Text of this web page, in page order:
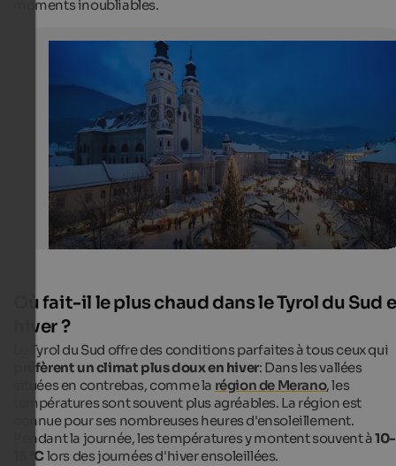
Christmas market in Brixen
At Christmas, the cathedral square in Brixen is
festive market stalls.
Brixen Tourismus Genossenschaft - Axel Filz
moments inoubliables.
Où fait-il le plus chaud dans le Tyrol du Sud
hiver ?
Le Tyrol du Sud offre des conditions parfaites à tous ceux qui
préfèrent un climat plus doux en hiver: Dans les vallées
situées en contrebas, comme la région de Merano, les
températures sont souvent plus agréables. La région est
connue pour ses nombreuses heures d'ensoleillement.
Pendant la journée, les températures y montent souvent à10-
15 °Clors des journées d'hiver ensoleillées.